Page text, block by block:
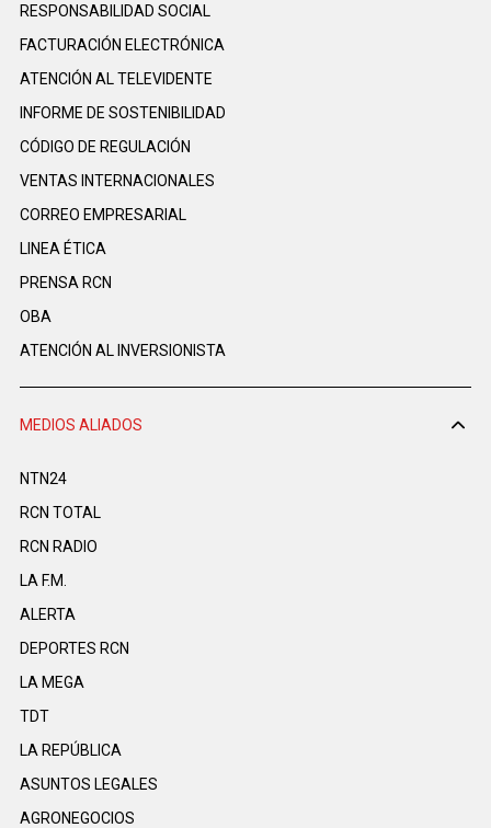
RESPONSABILIDAD SOCIAL
FACTURACIÓN ELECTRÓNICA
ATENCIÓN AL TELEVIDENTE
INFORME DE SOSTENIBILIDAD
CÓDIGO DE REGULACIÓN
VENTAS INTERNACIONALES
CORREO EMPRESARIAL
LINEA ÉTICA
PRENSA RCN
OBA
ATENCIÓN AL INVERSIONISTA
MEDIOS ALIADOS
NTN24
RCN TOTAL
RCN RADIO
LA F.M.
ALERTA
DEPORTES RCN
LA MEGA
TDT
LA REPÚBLICA
ASUNTOS LEGALES
AGRONEGOCIOS